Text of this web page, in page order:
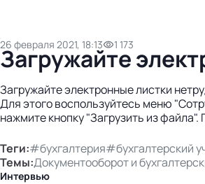
26 февраля 2021, 18:13 1 173
Загружайте
Загружайте электронные листки
Для этого воспользуйтесь меню
нажмите кнопку "Загрузить из
Теги:#бухгалтерия#бухгалтерский
Темы:Документооборот и
Интервью